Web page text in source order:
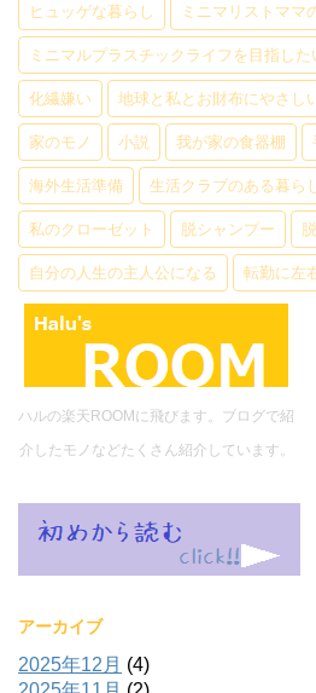
ヒュッゲな暮らし ミニマリストママ
ミニマルプラスチックライフを目指した
化繊嫌い 地球と私とお財布にやさし
家のモノ 小説 我が家の食器棚
海外生活準備 生活クラブのある暮ら
私のクローゼット 脱シャンプー
自分の人生の主人公になる 転勤に左
ハルの楽天ROOMに飛びます。ブログで紹
介したモノなどたくさん紹介しています。
アーカイブ
2025年12月 (4)